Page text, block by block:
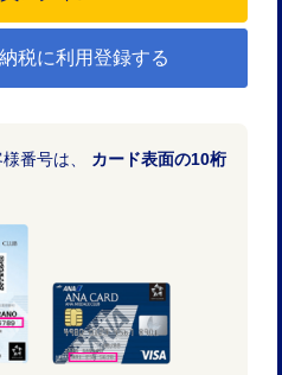
税に利用登録する
番号は、 カード表面の10桁